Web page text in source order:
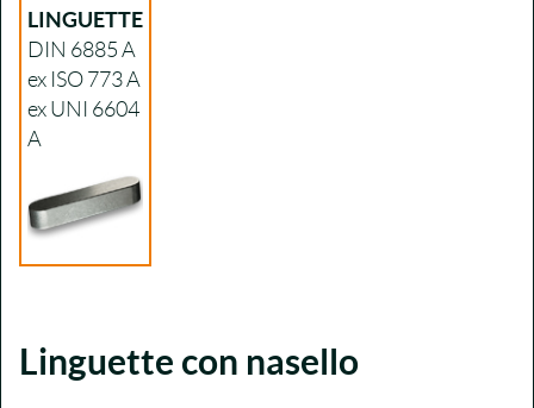
LINGUETTE
DIN 6885 A
ex ISO 773 A
ex UNI 6604
A
Linguette con nasello